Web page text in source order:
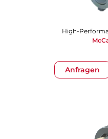
Anfragen
High-